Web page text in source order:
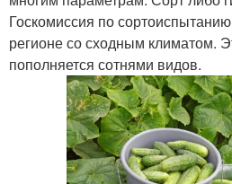
Госкомиссия по
регионе со сходным климатом.
пополняется сотнями видов.